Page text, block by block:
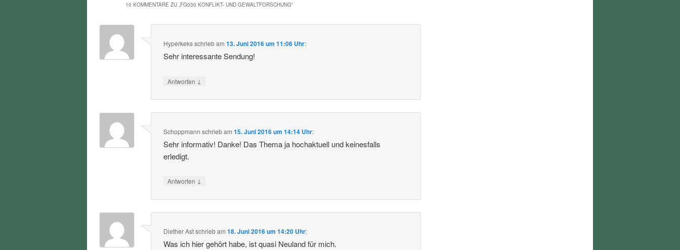
10 KOMMENTARE ZU „FG030 KONFLIKT- UND GEWALTFORSCHUNG“
Hyperkeksschriebam13. Juni 2016 um 11:06 Uhr:
Sehr interessante Sendung!
Antworten ↓
Schoppmann schriebam15. Juni 2016 um 14:14 Uhr:
Sehr informativ! Danke! Das Thema ja hochaktuell und keinesfalls
erledigt.
Antworten ↓
Diether Astschriebam18. Juni 2016 um 14:20 Uhr:
Was ich hier gehört habe, ist quasi Neuland für mich.